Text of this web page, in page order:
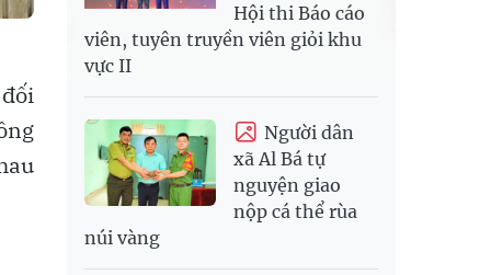
Hội thi Báo cáo
viên, tuyên truyền viên giỏi khu
vực II
Người dân
xã Al Bá tự
nguyện giao
nộp cá thể rùa
núi vàng